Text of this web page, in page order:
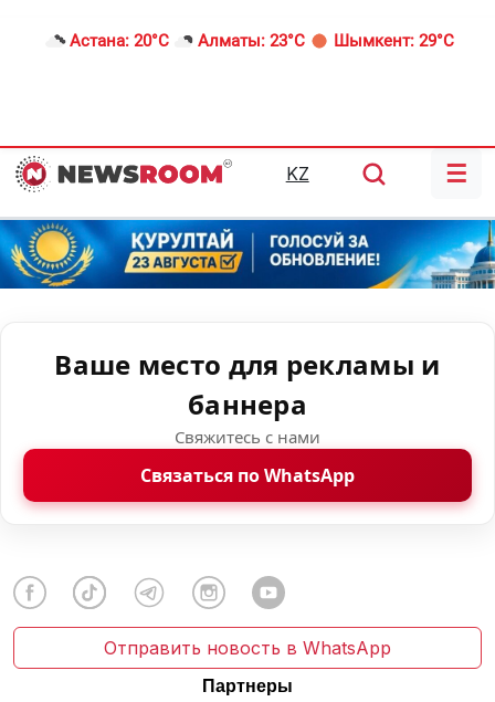
Астана: 20°C Алматы: 23°C Шымкент: 29°C
KZ ☰
Ваше место для рекламы и
баннера
Свяжитесь с нами
Связаться по WhatsApp
Отправить новость в WhatsApp
Партнеры